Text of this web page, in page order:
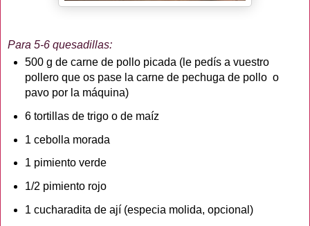
Para 5-6 quesadillas:
500 g de carne de pollo picada (le pedís a vuestro
pollero que os pase la carne de pechuga de pollo o
pavo por la máquina)
6 tortillas de trigo o de maíz
1 cebolla morada
1 pimiento verde
1/2 pimiento rojo
1 cucharadita de ají (especia molida, opcional)